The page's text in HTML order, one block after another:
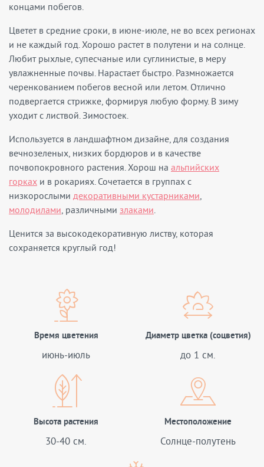
концами побегов.
Цветет в средние сроки, в июне-июле, не во всех регионах
и не каждый год. Хорошо растет в полутени и на солнце.
Любит рыхлые, супесчаные или суглинистые, в меру
увлажненные почвы. Нарастает быстро. Размножается
черенкованием побегов весной или летом. Отлично
подвергается стрижке, формируя любую форму. В зиму
уходит с листвой. Зимостоек.
Используется в ландшафтном дизайне, для создания
вечнозеленых, низких бордюров и в качестве
почвопокровного растения. Хорош на альпийских
горках и в рокариях. Сочетается в группах с
низкорослыми декоративными кустарниками,
молодилами, различными злаками.
Ценится за высокодекоративную листву, которая
сохраняется круглый год!
Время цветения
июнь-июль
Диаметр цветка (соцветия)
до 1 см.
Высота растения
30-40 см.
Местоположение
Солнце-полутень